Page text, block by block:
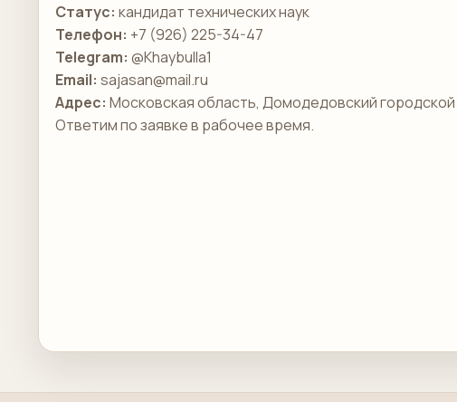
Статус: кандидат технических наук
Телефон: +7 (926) 225-34-47
Telegram: @Khaybulla1
Email: sajasan@mail.ru
Адрес: Московская область, Домодедовский городской
Ответим по заявке в рабочее время.